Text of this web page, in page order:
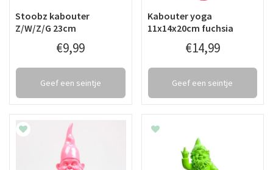
Stoobz kabouter
Z/W/Z/G 23cm
€9,99
Geef een seintje
Kabouter yoga
11x14x20cm fuchsia
€14,99
Geef een seintje